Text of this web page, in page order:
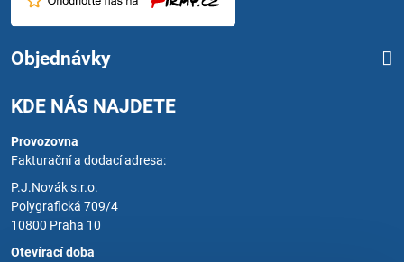
Objednávky
KDE NÁS NAJDETE
Provozovna
Fakturační a dodací adresa:
P.J.Novák s.r.o.
Polygrafická 709/4
10800 Praha 10
Otevírací doba